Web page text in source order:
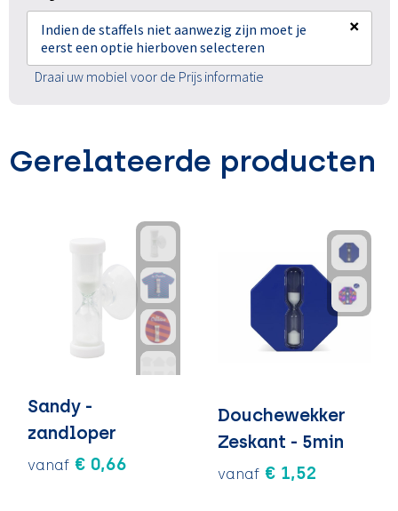
Indien de staffels niet aanwezig zijn moet je
eerst een optie hierboven selecteren
×
Draai uw mobiel voor de Prijs informatie
Gerelateerde producten
Sandy -
zandloper
vanaf € 0,66
Douchewekker
Zeskant - 5min
vanaf € 1,52